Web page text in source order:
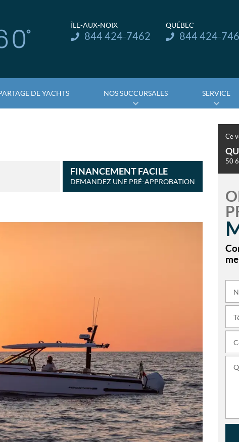
ÎLE-AUX-NOIX
Téléphone :
844 424-7462
QUÉBEC
Téléphone :
844 424-
DE YACHTS NOS SUCCURSALES SERVICE
FINANCEMENT FACILE
DEMANDEZ UNE PRÉ-APPROBATION
Ce
50